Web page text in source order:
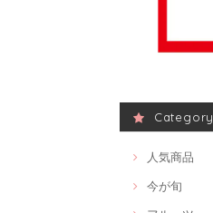
Category
人気商品
今が旬